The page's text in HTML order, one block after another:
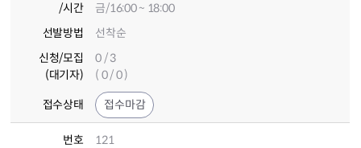
/시간
금/16:00 ~ 18:00
선발방법
선착순
신청/모집
(대기자)
0 / 3
( 0 / 0 )
접수상태 접수마감
번호
121